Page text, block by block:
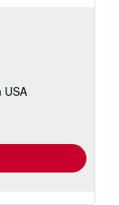
USA